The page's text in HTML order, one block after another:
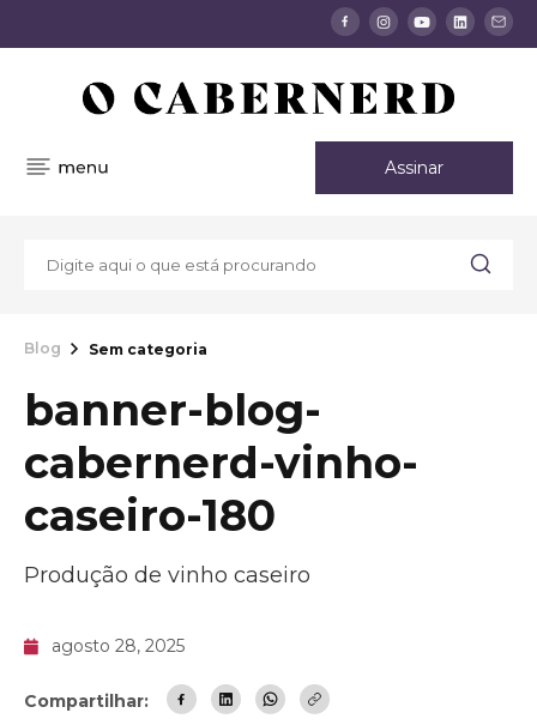
Assinar
Blog Sem categoria
banner-blog-
cabernerd-vinho-
caseiro-180
Produção de vinho caseiro
agosto 28, 2025
Compartilhar: